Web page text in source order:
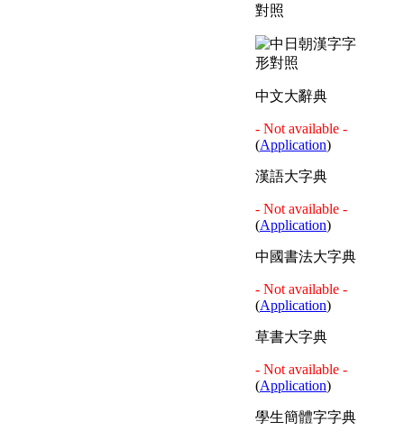
對照
中文大辭典
- Not available -
(Application)
漢語大字典
- Not available -
(Application)
中國書法大字典
- Not available -
(Application)
草書大字典
- Not available -
(Application)
學生簡體字字典